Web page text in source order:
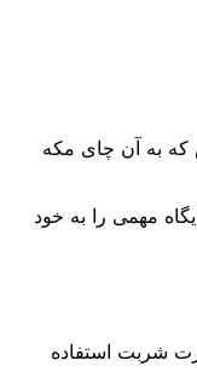
که به آن چای مکه
مهمی‌ را به خود
شربت استفاده